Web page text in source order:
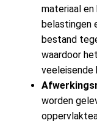
materiaal
belastingen
bestand
waardoor
veeleisende
worden